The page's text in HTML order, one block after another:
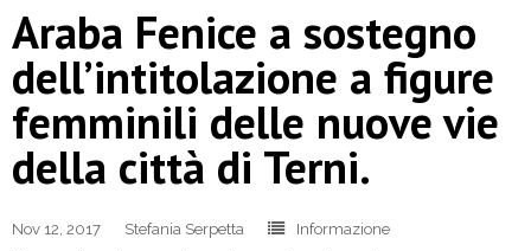
Araba Fenice a sostegno
dell’intitolazione a figure
femminili delle nuove vie
della città di Terni.
Nov 12, 2017 Stefania Serpetta
Informazione